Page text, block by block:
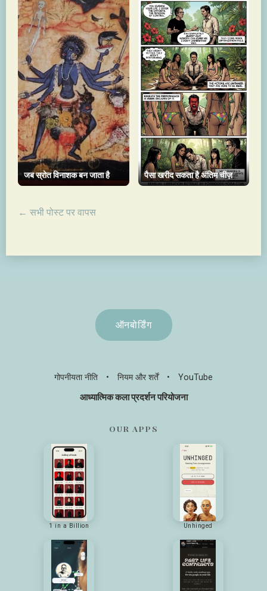
जब स्रोत विनाशक बन जाता है पैसा खरीद सकता है अंतिम चीज़
← सभी पोस्ट पर वापस
ऑनबोर्डिंग
गोपनीयता नीति • नियम और शर्तें • YouTube
आध्यात्मिक कला प्रदर्शन परियोजना
OUR APPS
1 in a Billion Unhinged